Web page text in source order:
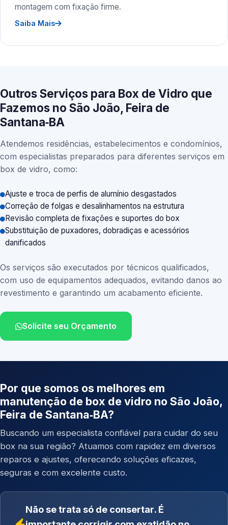
montagem com fixação firme.
Saiba Mais
Outros Serviços para Box de Vidro que
Fazemos no São João, Feira de
Santana‑BA
Atendemos residências, estabelecimentos e condomínios,
com especialistas preparados para diferentes serviços em
box de vidro, como:
Ajuste e troca de perfis de alumínio desgastados
Correção de folgas e desalinhamentos na estrutura
Revisão completa de fixações e suportes do box
Substituição de puxadores, dobradiças e acessórios
danificados
Os serviços são executados por técnicos qualificados,
com uso de equipamentos adequados, evitando danos ao
revestimento e garantindo um acabamento eficiente.
Solicite seu Orçamento
Por que somos os melhores em
manutenção de box de vidro no São João,
Feira de Santana‑BA?
Buscando um especialista confiável para cuidar do seu
box na sua região? Atuamos com rapidez em diversos
reparos e ajustes, oferecendo soluções eficazes,
seguras e com excelente custo.
Não se trata só de consertar. É